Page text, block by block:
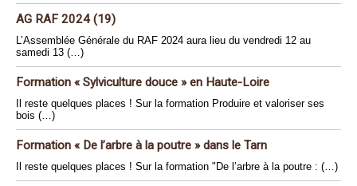
AG RAF 2024 (19)
L’Assemblée Générale du RAF 2024 aura lieu du vendredi 12 au
samedi 13 (…)
Formation « Sylviculture douce » en Haute-Loire
Il reste quelques places ! Sur la formation Produire et valoriser ses
bois (…)
Formation « De l’arbre à la poutre » dans le Tarn
Il reste quelques places ! Sur la formation "De l’arbre à la poutre : (…)